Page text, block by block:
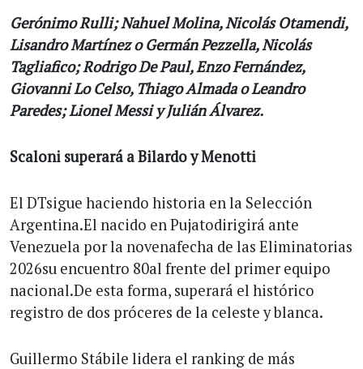
Gerónimo Rulli; Nahuel Molina, Nicolás Otamendi,
Lisandro Martínez o Germán Pezzella, Nicolás
Tagliafico; Rodrigo De Paul, Enzo Fernández,
Giovanni Lo Celso, Thiago Almada o Leandro
Paredes; Lionel Messi y Julián Álvarez.
Scaloni superará a Bilardo y Menotti
El DTsigue haciendo historia en la Selección
Argentina.El nacido en Pujatodirigirá ante
Venezuela por la novenafecha de las Eliminatorias
2026su encuentro 80al frente del primer equipo
nacional.De esta forma, superará el histórico
registro de dos próceres de la celeste y blanca.
Guillermo Stábile lidera el ranking de más